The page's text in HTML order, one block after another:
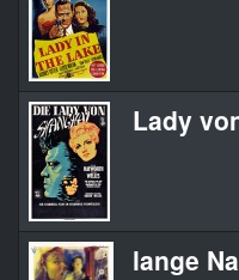
Lady
lange